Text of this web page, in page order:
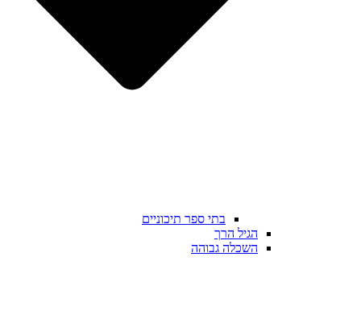
בתי ספר תיכוניים
הגיל הרך
השכלה גבוהה